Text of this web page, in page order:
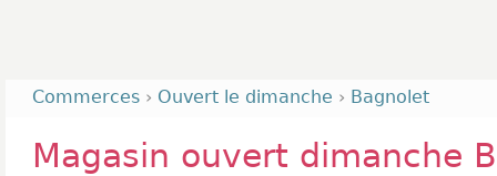
Commerces › Ouvert le dimanche › Bagnolet
Magasin ouvert dimanche